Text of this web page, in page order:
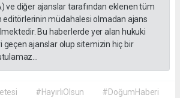
ve diğer ajanslar tarafından eklenen tüm
editörlerinin müdahalesi olmadan ajans
Bu haberlerde yer alan hukuki
ajanslar olup sitemizin hiç bir
#HayırlıOlsun
#DoğumHaberi